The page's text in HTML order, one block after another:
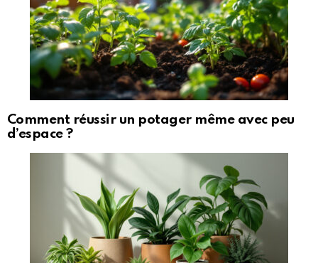
Comment réussir un potager même avec peu
d’espace ?